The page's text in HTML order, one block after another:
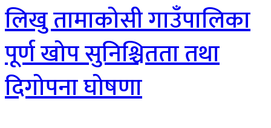
लिखु तामाकोसी गाउँपालिका
पूर्ण खोप सुनिश्चितता तथा
दिगोपना घोषणा